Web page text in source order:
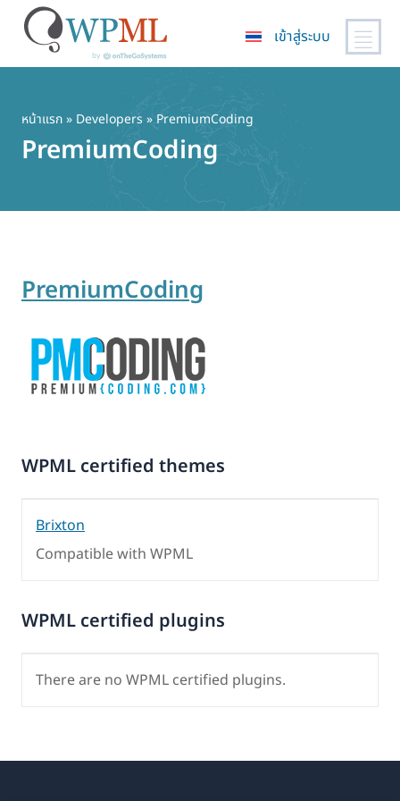
เนื้อหา
หลัก
เข้าสู่ระบบ
หน้าแรก» Developers » PremiumCoding
PremiumCoding
PremiumCoding
WPML certified themes
Brixton
Compatible with WPML
WPML certified plugins
There are no WPML certified plugins.